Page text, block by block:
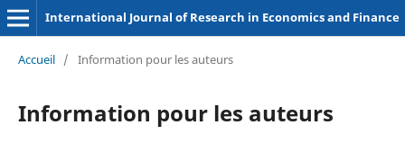
International Journal of Research in Economics and Finance
Accueil / Information pour les auteurs
Information pour les auteurs